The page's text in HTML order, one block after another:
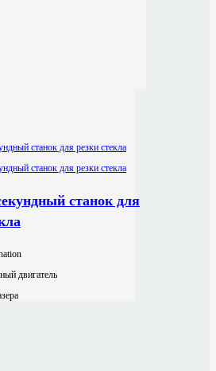
станок для
двигатель